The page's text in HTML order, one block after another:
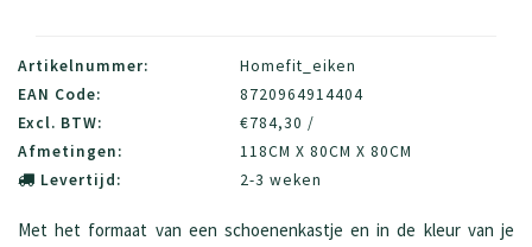
Artikelnummer:
Homefit_eiken
EAN Code:
8720964914404
Excl. BTW:
€784,30 /
Afmetingen:
118CM X 80CM X 80CM
Levertijd:
2-3 weken
Met het formaat van een schoenenkastje en in de kleur van je